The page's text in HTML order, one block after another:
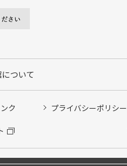
ついて
ク プライバシーポリシー
換/その他ピット作業の予約